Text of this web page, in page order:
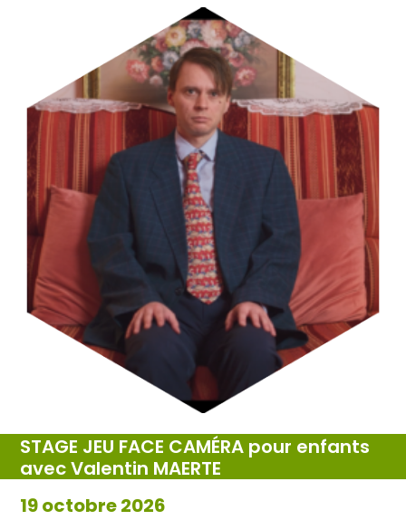
STAGE JEU FACE CAMÉRA pour enfants
avec Valentin MAERTE
19 octobre 2026